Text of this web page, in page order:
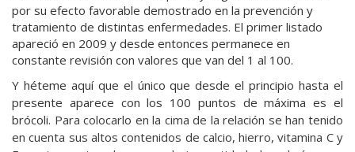
por su efecto favorable demostrado en la prevención y
tratamiento de distintas enfermedades. El primer listado
apareció en 2009 y desde entonces permanece en
constante revisión con valores que van del 1 al 100.
Y héteme aquí que el único que desde el principio hasta el
presente aparece con los 100 puntos de máxima es el
brócoli. Para colocarlo en la cima de la relación se han tenido
en cuenta sus altos contenidos de calcio, hierro, vitamina C y